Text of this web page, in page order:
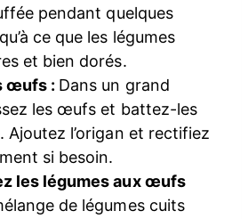
pendant quelques
ce que les légumes
et bien dorés.
œufs : Dans un grand
les œufs et battez-les
Ajoutez l’origan et rectifiez
si besoin.
les légumes aux œufs
de légumes cuits